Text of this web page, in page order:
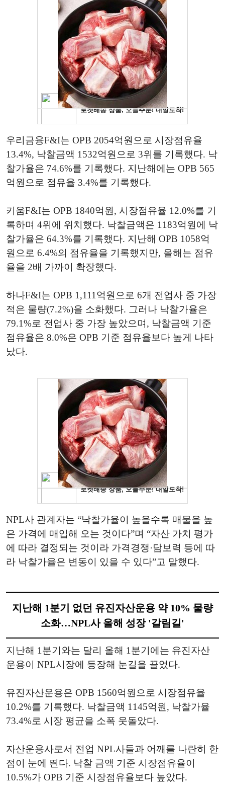
우리금융F&I는 OPB 2054억원으로 시장점유율
13.4%, 낙찰금액 1532억원으로 3위를 기록했다. 낙
찰가율은 74.6%를 기록했다. 지난해에는 OPB 565
억원으로 점유율 3.4%를 기록했다.
키움F&I는 OPB 1840억원, 시장점유율 12.0%를 기
록하며 4위에 위치했다. 낙찰금액은 1183억원에 낙
찰가율은 64.3%를 기록했다. 지난해 OPB 1058억
원으로 6.4%의 점유율을 기록했지만, 올해는 점유
율을 2배 가까이 확장했다.
하나F&I는 OPB 1,111억원으로 6개 전업사 중 가장
적은 물량(7.2%)을 소화했다. 그러나 낙찰가율은
79.1%로 전업사 중 가장 높았으며, 낙찰금액 기준
점유율은 8.0%은 OPB 기준 점유율보다 높게 나타
났다.
NPL사 관계자는 “낙찰가율이 높을수록 매물을 높
은 가격에 매입해 오는 것이다”며 “자산 가치 평가
에 따라 결정되는 것이라 가격경쟁·담보력 등에 따
라 낙찰가율은 변동이 있을 수 있다”고 말했다.
지난해 1분기 없던 유진자산운용 약 10% 물량
소화…NPL사 올해 성장 '갈림길'
지난해 1분기와는 달리 올해 1분기에는 유진자산
운용이 NPL시장에 등장해 눈길을 끌었다.
유진자산운용은 OPB 1560억원으로 시장점유율
10.2%를 기록했다. 낙찰금액 1145억원, 낙찰가율
73.4%로 시장 평균을 소폭 웃돌았다.
자산운용사로서 전업 NPL사들과 어깨를 나란히 한
점이 눈에 띈다. 낙찰 금액 기준 시장점유율이
10.5%가 OPB 기준 시장점유율보다 높았다.